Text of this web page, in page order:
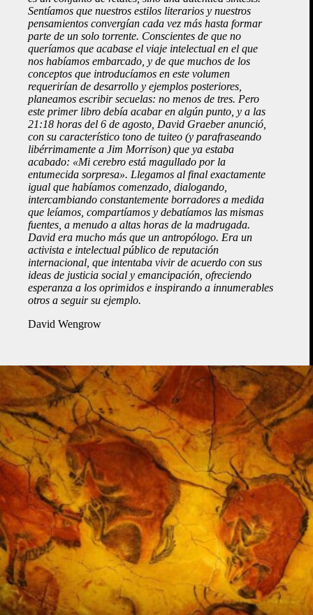
Sentíamos que nuestros estilos literarios y nuestros
pensamientos convergían cada vez más hasta formar
parte de un solo torrente. Conscientes de que no
queríamos que acabase el viaje intelectual en el que
nos habíamos embarcado, y de que muchos de los
conceptos que introducíamos en este volumen
requerirían de desarrollo y ejemplos posteriores,
planeamos escribir secuelas: no menos de tres. Pero
este primer libro debía acabar en algún punto, y a las
21:18 horas del 6 de agosto, David Graeber anunció,
con su característico tono de tuiteo (y parafraseando
libérrimamente a Jim Morrison) que ya estaba
acabado: «Mi cerebro está magullado por la
entumecida sorpresa». Llegamos al final exactamente
igual que habíamos comenzado, dialogando,
intercambiando constantemente borradores a medida
que leíamos, compartíamos y debatíamos las mismas
fuentes, a menudo a altas horas de la madrugada.
David era mucho más que un antropólogo. Era un
activista e intelectual público de reputación
internacional, que intentaba vivir de acuerdo con sus
ideas de justicia social y emancipación, ofreciendo
esperanza a los oprimidos e inspirando a innumerables
otros a seguir su ejemplo.
David Wengrow